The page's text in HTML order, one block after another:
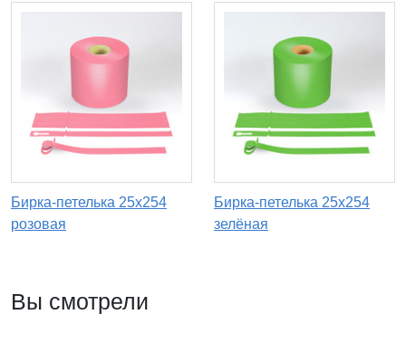
Бирка-петелька 25х254
розовая
Бирка-петелька 25х254
зелёная
Вы смотрели